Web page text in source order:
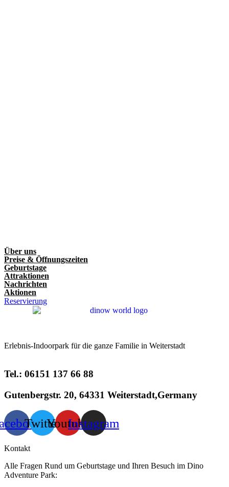
Über uns
Preise & Öffnungszeiten
Geburtstage
Attraktionen
Nachrichten
Aktionen
Reservierung
Erlebnis-Indoorpark für die ganze Familie in Weiterstadt
Tel.: 06151 137 66 88
Gutenbergstr. 20, 64331 Weiterstadt,Germany
TwitterYoutubeInstagram
Kontakt
Alle Fragen Rund um Geburtstage und Ihren Besuch im Dino
Adventure Park: